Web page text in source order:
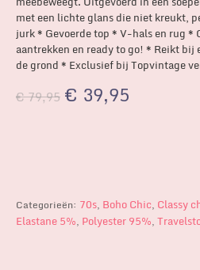
met een lichte glans die niet kreukt,
jurk * Gevoerde top * V-hals en rug *
aantrekken en ready to go! * Reikt bij
de grond * Exclusief bij Topvintage
€79,95 € 39,95
Categorieën: 70s, Boho Chic, Classy
Elastane 5%, Polyester 95%,